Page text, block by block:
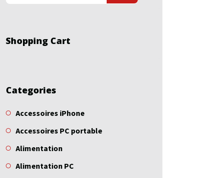
Shopping Cart
Categories
Accessoires iPhone
Accessoires PC portable
Alimentation
Alimentation PC